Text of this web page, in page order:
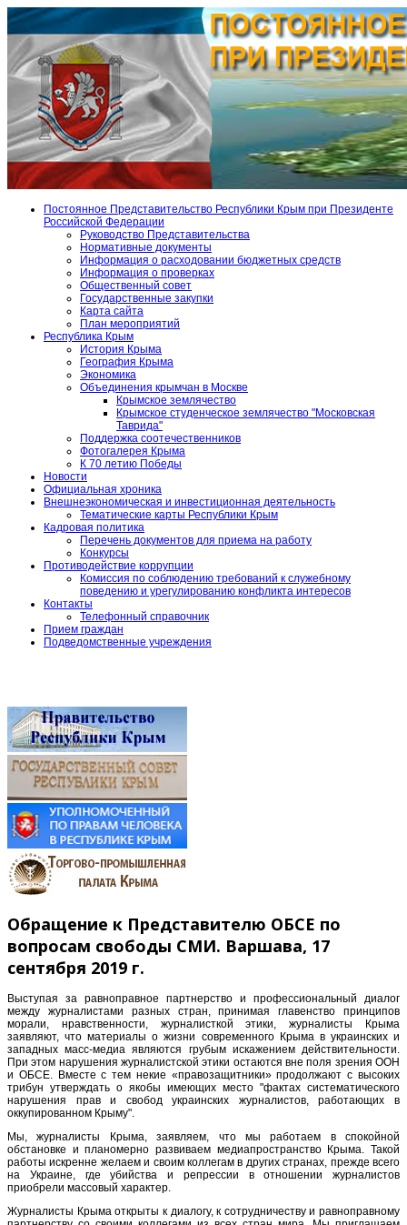
Постоянное Представительство Республики Крым при Президенте
Российской Федерации
Руководство Представительства
Нормативные документы
Информация о расходовании бюджетных средств
Информация о проверках
Общественный совет
Государственные закупки
Карта сайта
План мероприятий
Республика Крым
История Крыма
География Крыма
Экономика
Объединения крымчан в Москве
Крымское землячество
Крымское студенческое землячество "Московская
Таврида"
Поддержка соотечественников
Фотогалерея Крыма
К 70 летию Победы
Новости
Официальная хроника
Внешнеэкономическая и инвестиционная деятельность
Тематические карты Республики Крым
Кадровая политика
Перечень документов для приема на работу
Конкурсы
Противодействие коррупции
Комиссия по соблюдению требований к служебному
поведению и урегулированию конфликта интересов
Контакты
Телефонный справочник
Прием граждан
Подведомственные учреждения
Обращение к Представителю ОБСЕ по
вопросам свободы СМИ. Варшава, 17
сентября 2019 г.
Выступая за равноправное партнерство и профессиональный диалог
между журналистами разных стран, принимая главенство принципов
морали, нравственности, журналисткой этики, журналисты Крыма
заявляют, что материалы о жизни современного Крыма в украинских и
западных масс-медиа являются грубым искажением действительности.
При этом нарушения журналистской этики остаются вне поля зрения ООН
и ОБСЕ. Вместе с тем некие «правозащитники» продолжают с высоких
трибун утверждать о якобы имеющих место "фактах систематического
нарушения прав и свобод украинских журналистов, работающих в
оккупированном Крыму".
Мы, журналисты Крыма, заявляем, что мы работаем в спокойной
обстановке и планомерно развиваем медиапространство Крыма. Такой
работы искренне желаем и своим коллегам в других странах, прежде всего
на Украине, где убийства и репрессии в отношении журналистов
приобрели массовый характер.
Журналисты Крыма открыты к диалогу, к сотрудничеству и равноправному